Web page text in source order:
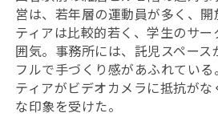
営は、若年層の運動員が多く、
ティアは比較的若く、学生のサ
囲気。事務所には、託児スペース
フルで手づくり感があふれてい
ティアがビデオカメラに抵抗が
な印象を受けた。